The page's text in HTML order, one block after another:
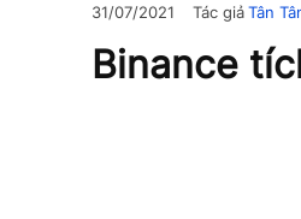
31/07/2021 Tác giảTân
Binance